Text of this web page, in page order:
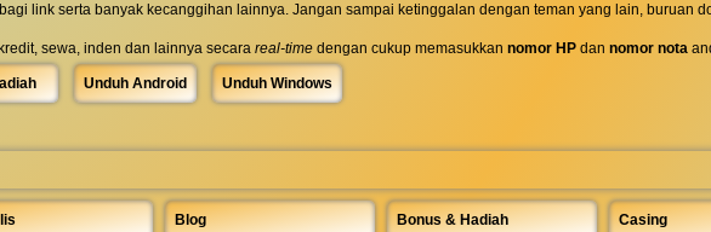
link serta banyak kecanggihan lainnya. Jangan sampai ketinggalan dengan teman yang lain, buruan
sewa, inden dan lainnya secara real-time dengan cukup memasukkan nomor HP dan nomor nota
Unduh Android Unduh Windows
Blog Bonus & Hadiah Casing